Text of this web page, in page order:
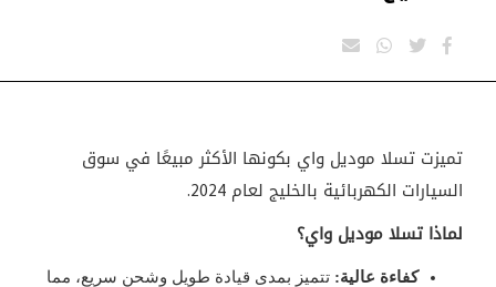
تميزت تسلا موديل واي بكونها الأكثر مبيعًا في سوق
السيارات الكهربائية بالخليج لعام 2024.
لماذا تسلا موديل واي؟
كفاءة عالية: تتميز بمدى قيادة طويل وشحن سريع، مما